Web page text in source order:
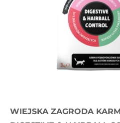
WIEJSKA ZAGRODA